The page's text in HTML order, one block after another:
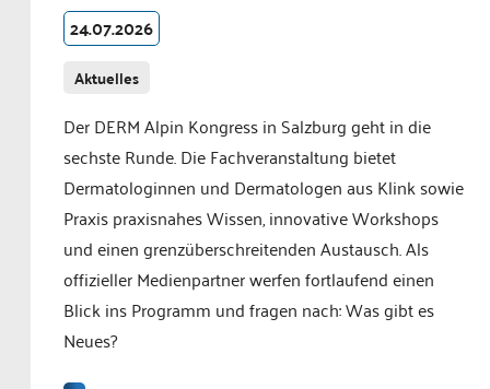
24.07.2026
Aktuelles
Der DERM Alpin Kongress in Salzburg geht in die
sechste Runde. Die Fachveranstaltung bietet
Dermatologinnen und Dermatologen aus Klink sowie
Praxis praxisnahes Wissen, innovative Workshops
und einen grenzüberschreitenden Austausch. Als
offizieller Medienpartner werfen fortlaufend einen
Blick ins Programm und fragen nach: Was gibt es
Neues?